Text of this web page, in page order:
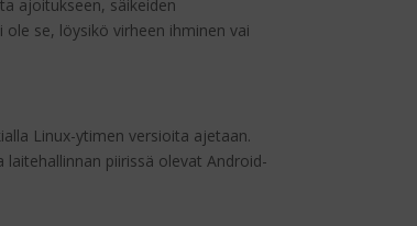
ajoitukseen, säikeiden
se, löysikö virheen ihminen vai
Linux-ytimen versioita ajetaan.
piirissä olevat Android-